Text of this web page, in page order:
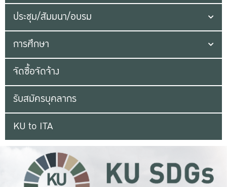
ประชุม/สัมมนา/อบรม
การศึกษา
จัดซื้อจัดจ้าง
รับสมัครบุคลากร
KU to ITA